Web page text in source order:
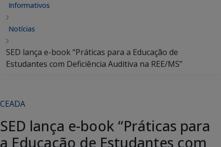
Informativos
Notícias
SED lança e-book “Práticas para a Educação de
Estudantes com Deficiência Auditiva na REE/MS”
CEADA
SED lança e-book “Práticas para
a Educação de Estudantes com